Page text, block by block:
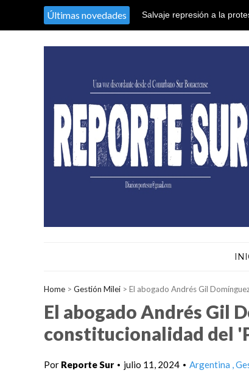
Últimas novedades
El nieto recuperado N°
Home > Gestión Milei > El abogado Andrés Gil
El abogado Andrés Gil
constitucionalidad del
Por Reporte Sur • julio 11, 2024 • Argentina